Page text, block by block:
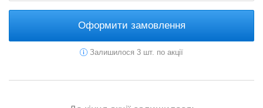
Оформити замовлення
Залишилося 3 шт. по акції